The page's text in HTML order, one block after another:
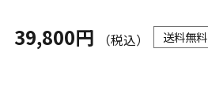
39,800円 （税込） 送料無料